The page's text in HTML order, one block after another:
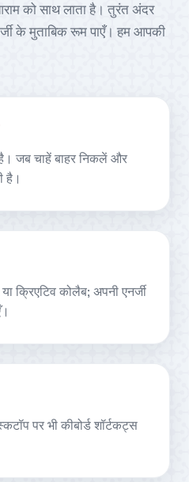
को साथ लाता है। तुरंत अंदर
के मुताबिक रूम पाएँ। हम आपकी
जब चाहें बाहर निकलें और
है।
क्रिएटिव कोलैब; अपनी एनर्जी
पर भी कीबोर्ड शॉर्टकट्स